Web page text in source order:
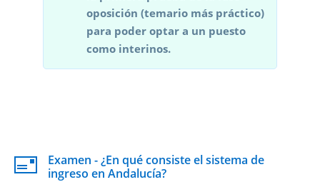
oposición (temario más práctico)
para poder optar a un puesto
como interinos.
Examen - ¿En qué consiste el sistema de
ingreso en Andalucía?